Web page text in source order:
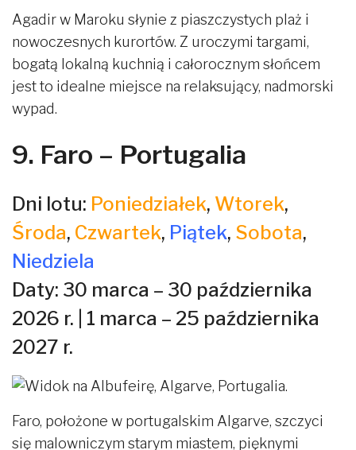
Agadir w Maroku słynie z piaszczystych plaż i
nowoczesnych kurortów. Z uroczymi targami,
bogatą lokalną kuchnią i całorocznym słońcem
jest to idealne miejsce na relaksujący, nadmorski
wypad.
9. Faro – Portugalia
Dni lotu: Poniedziałek, Wtorek,
Środa, Czwartek, Piątek, Sobota,
Niedziela
Daty: 30 marca – 30 października
2026 r. | 1 marca – 25 października
2027 r.
Faro, położone w portugalskim Algarve, szczyci
się malowniczym starym miastem, pięknymi